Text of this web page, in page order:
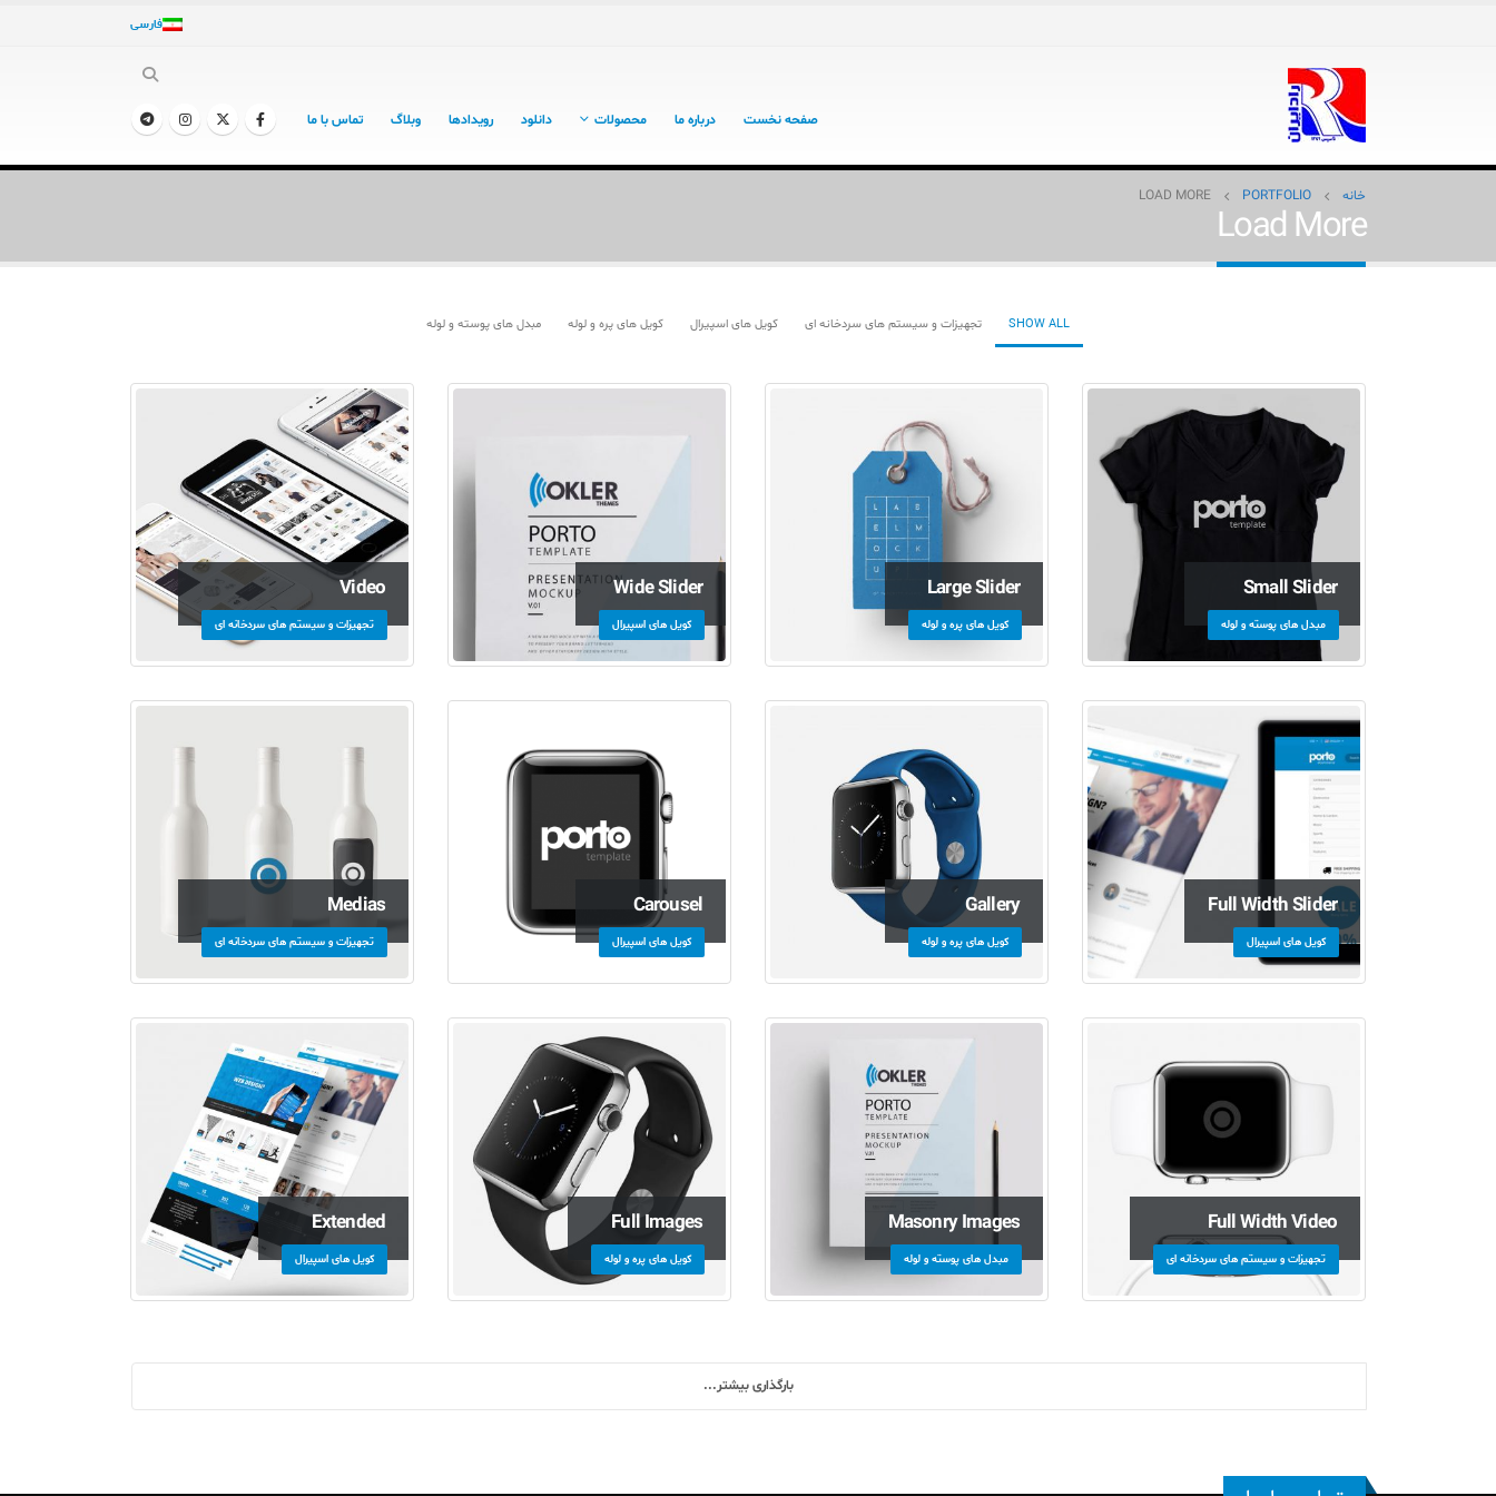
فارسی
صفحه نخست درباره ما محصولات دانلود رویدادها وبلاگ تماس با ما
خانه PORTFOLIO
LOAD MORE
Load More
SHOW ALL تجهیزات و سیستم های سردخانه ای کویل های اسپیرال کویل های پره و لوله مبدل های پوسته و لوله
Small Slider
مبدل های پوسته و لوله
Large Slider
کویل های پره و لوله
Wide Slider
کویل های اسپیرال
Video
تجهیزات و سیستم های سردخانه ای
Full Width Slider
کویل های اسپیرال
Gallery
کویل های پره و لوله
Carousel
کویل های اسپیرال
Medias
تجهیزات و سیستم های سردخانه ای
Full Width Video
تجهیزات و سیستم های سردخانه ای
Masonry Images
مبدل های پوسته و لوله
Full Images
کویل های پره و لوله
Extended
کویل های اسپیرال
بارگذاری بیشتر...